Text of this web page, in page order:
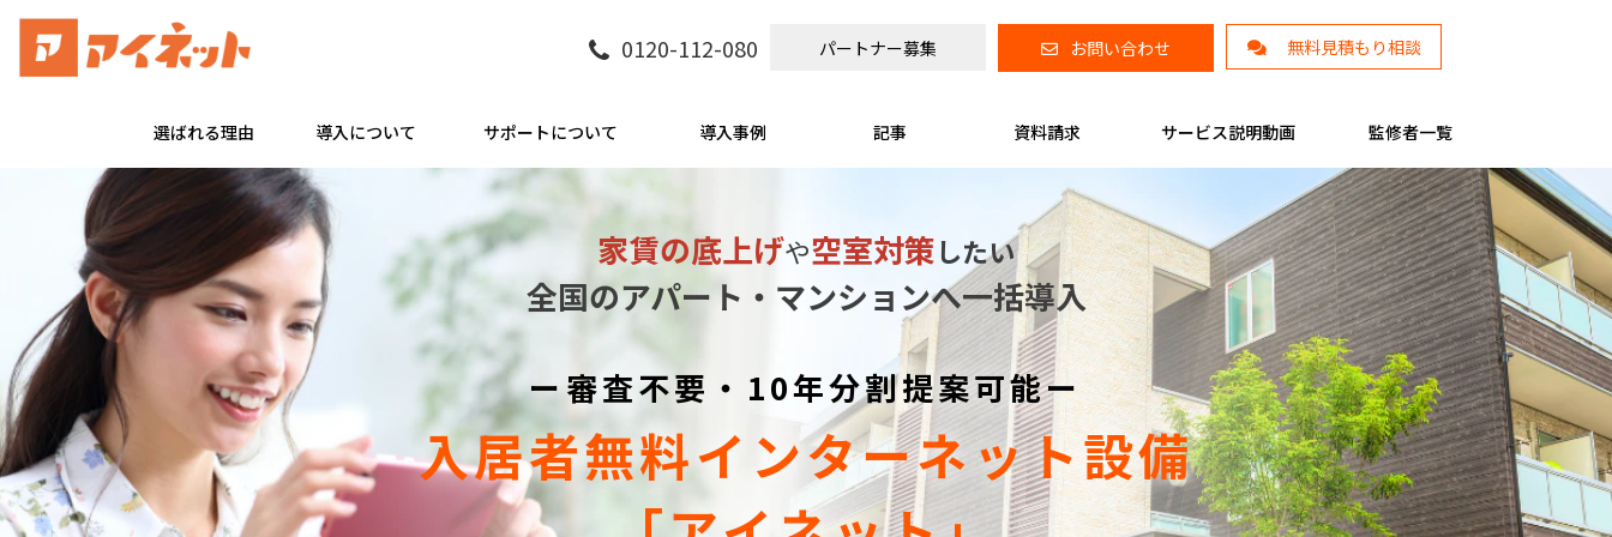
0120-112-080 パートナー募集 お問い合わせ 無料見積もり相談
選ばれる理由 導入について サポートについて 導入事例 記事 資料請求 サービス説明動画 監修者一覧
家賃の底上げや空室対策したい
全国のアパート・マンションへ一括導入
ー審査不要・10年分割提案可能ー
入居者無料インターネット設備